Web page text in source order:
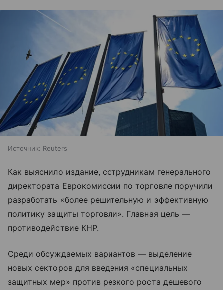
Источник: Reuters
Как выяснило издание, сотрудникам генерального
директората Еврокомиссии по торговле поручили
разработать «более решительную и эффективную
политику защиты торговли». Главная цель —
противодействие КНР.
Среди обсуждаемых вариантов — выделение
новых секторов для введения «специальных
защитных мер» против резкого роста дешевого